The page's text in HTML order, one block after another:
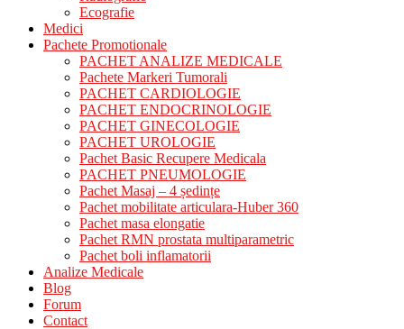
Ecografie
Medici
Pachete Promotionale
PACHET ANALIZE MEDICALE
Pachete Markeri Tumorali
PACHET CARDIOLOGIE
PACHET ENDOCRINOLOGIE
PACHET GINECOLOGIE
PACHET UROLOGIE
Pachet Basic Recupere Medicala
PACHET PNEUMOLOGIE
Pachet Masaj – 4 ședințe
Pachet mobilitate articulara-Huber 360
Pachet masa elongatie
Pachet RMN prostata multiparametric
Pachet boli inflamatorii
Analize Medicale
Blog
Forum
Contact